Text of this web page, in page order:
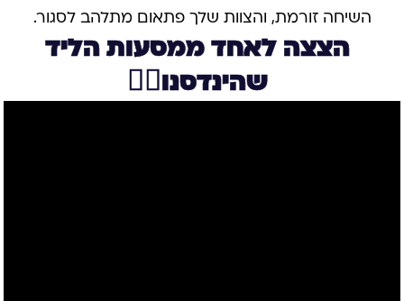
השיחה זורמת, והצוות שלך פתאום מתלהב לסגור.
הצצה לאחד ממסעות הליד
שהינדסנו👇🏻